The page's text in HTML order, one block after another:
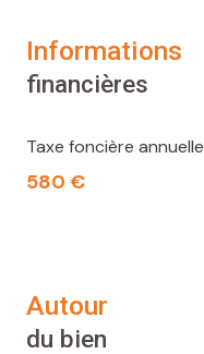
informations
financières
Taxe foncière annuelle
580 €
autour
du bien